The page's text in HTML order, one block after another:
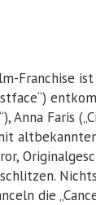
Franchise
Anna Faris
die